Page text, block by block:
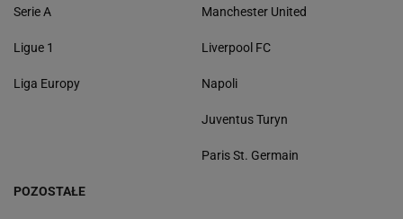
Serie A
Ligue 1
Liga Europy
Manchester United
Liverpool FC
Napoli
Juventus Turyn
Paris St. Germain
POZOSTAŁE